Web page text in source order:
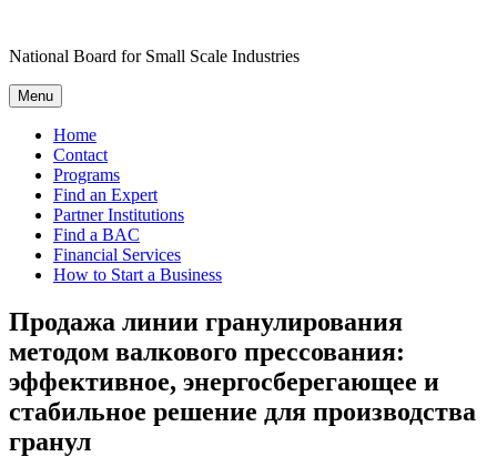
content
National Board for Small Scale Industries
Menu
Home
Contact
Programs
Find an Expert
Partner Institutions
Find a BAC
Financial Services
How to Start a Business
Продажа линии гранулирования
методом валкового прессования:
эффективное, энергосберегающее и
стабильное решение для производства
гранул